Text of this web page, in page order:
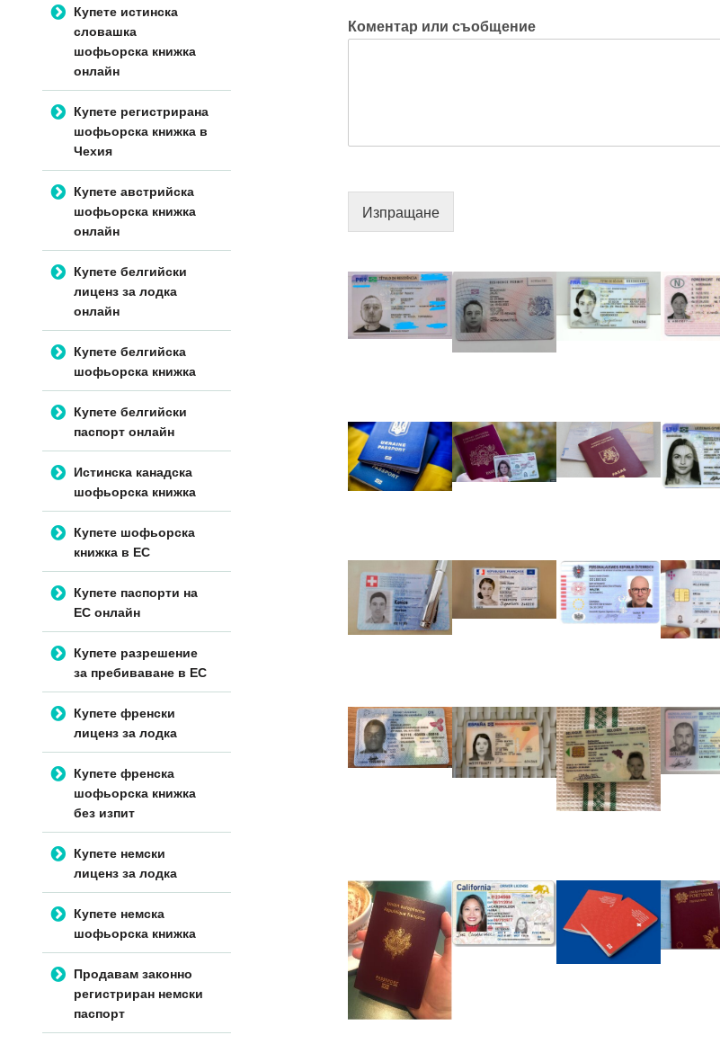
Коментар или съобщение
Изпращане
Купете истинска
словашка
шофьорска книжка
онлайн
Купете регистрирана
шофьорска книжка в
Чехия
Купете австрийска
шофьорска книжка
онлайн
Купете белгийски
лиценз за лодка
онлайн
Купете белгийска
шофьорска книжка
Купете белгийски
паспорт онлайн
Истинска канадска
шофьорска книжка
Купете шофьорска
книжка в ЕС
Купете паспорти на
ЕС онлайн
Купете разрешение
за пребиваване в ЕС
Купете френски
лиценз за лодка
Купете френска
шофьорска книжка
без изпит
Купете немски
лиценз за лодка
Купете немска
шофьорска книжка
Продавам законно
регистриран немски
паспорт